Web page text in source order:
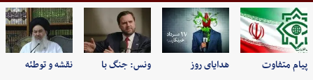
پیام متفاوت هدایای روز ونس: جنگ با نقشه و توطئه